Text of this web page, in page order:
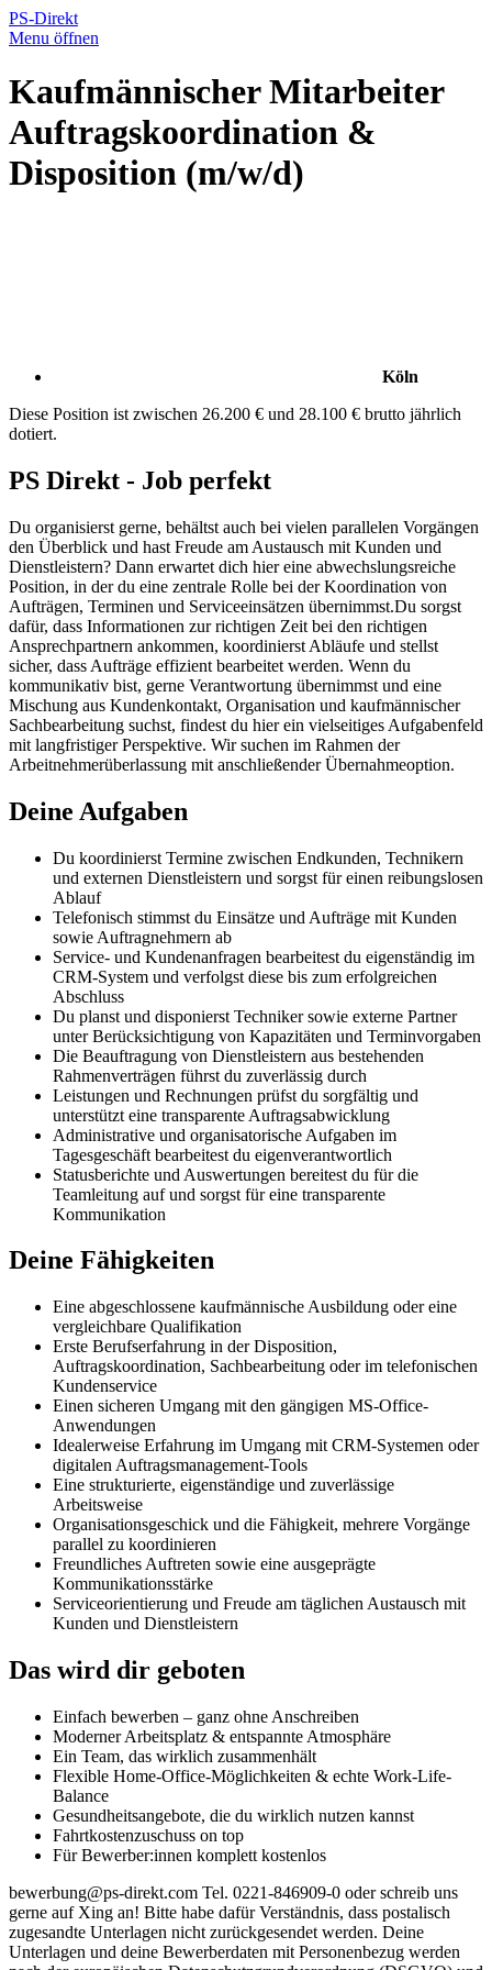
PS-Direkt
Menu öffnen
Kaufmännischer Mitarbeiter
Auftragskoordination &
Disposition (m/w/d)
Köln
Diese Position ist zwischen 26.200 € und 28.100 € brutto jährlich
dotiert.
PS Direkt - Job perfekt
Du organisierst gerne, behältst auch bei vielen parallelen Vorgängen
den Überblick und hast Freude am Austausch mit Kunden und
Dienstleistern? Dann erwartet dich hier eine abwechslungsreiche
Position, in der du eine zentrale Rolle bei der Koordination von
Aufträgen, Terminen und Serviceeinsätzen übernimmst.Du sorgst
dafür, dass Informationen zur richtigen Zeit bei den richtigen
Ansprechpartnern ankommen, koordinierst Abläufe und stellst
sicher, dass Aufträge effizient bearbeitet werden. Wenn du
kommunikativ bist, gerne Verantwortung übernimmst und eine
Mischung aus Kundenkontakt, Organisation und kaufmännischer
Sachbearbeitung suchst, findest du hier ein vielseitiges Aufgabenfeld
mit langfristiger Perspektive. Wir suchen im Rahmen der
Arbeitnehmerüberlassung mit anschließender Übernahmeoption.
Deine Aufgaben
Du koordinierst Termine zwischen Endkunden, Technikern
und externen Dienstleistern und sorgst für einen reibungslosen
Ablauf
Telefonisch stimmst du Einsätze und Aufträge mit Kunden
sowie Auftragnehmern ab
Service- und Kundenanfragen bearbeitest du eigenständig im
CRM-System und verfolgst diese bis zum erfolgreichen
Abschluss
Du planst und disponierst Techniker sowie externe Partner
unter Berücksichtigung von Kapazitäten und Terminvorgaben
Die Beauftragung von Dienstleistern aus bestehenden
Rahmenverträgen führst du zuverlässig durch
Leistungen und Rechnungen prüfst du sorgfältig und
unterstützt eine transparente Auftragsabwicklung
Administrative und organisatorische Aufgaben im
Tagesgeschäft bearbeitest du eigenverantwortlich
Statusberichte und Auswertungen bereitest du für die
Teamleitung auf und sorgst für eine transparente
Kommunikation
Deine Fähigkeiten
Eine abgeschlossene kaufmännische Ausbildung oder eine
vergleichbare Qualifikation
Erste Berufserfahrung in der Disposition,
Auftragskoordination, Sachbearbeitung oder im telefonischen
Kundenservice
Einen sicheren Umgang mit den gängigen MS-Office-
Anwendungen
Idealerweise Erfahrung im Umgang mit CRM-Systemen oder
digitalen Auftragsmanagement-Tools
Eine strukturierte, eigenständige und zuverlässige
Arbeitsweise
Organisationsgeschick und die Fähigkeit, mehrere Vorgänge
parallel zu koordinieren
Freundliches Auftreten sowie eine ausgeprägte
Kommunikationsstärke
Serviceorientierung und Freude am täglichen Austausch mit
Kunden und Dienstleistern
Das wird dir geboten
Einfach bewerben – ganz ohne Anschreiben
Moderner Arbeitsplatz & entspannte Atmosphäre
Ein Team, das wirklich zusammenhält
Flexible Home-Office-Möglichkeiten & echte Work-Life-
Balance
Gesundheitsangebote, die du wirklich nutzen kannst
Fahrtkostenzuschuss on top
Für Bewerber:innen komplett kostenlos
bewerbung@ps-direkt.com Tel. 0221-846909-0 oder schreib uns
gerne auf Xing an! Bitte habe dafür Verständnis, dass postalisch
zugesandte Unterlagen nicht zurückgesendet werden. Deine
Unterlagen und deine Bewerberdaten mit Personenbezug werden